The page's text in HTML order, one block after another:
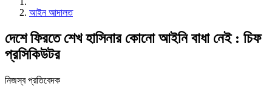
আইন আদালত
দেশে ফিরতে শেখ হাসিনার কোনো আইনি বাধা নেই : চিফ
প্রসিকিউটর
নিজস্ব প্রতিবেদক